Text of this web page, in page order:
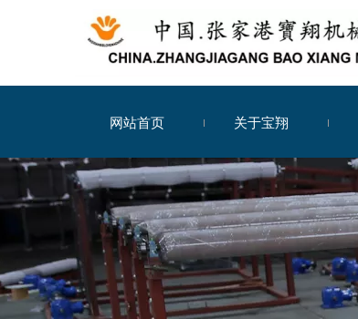
网站首页 关于宝翔